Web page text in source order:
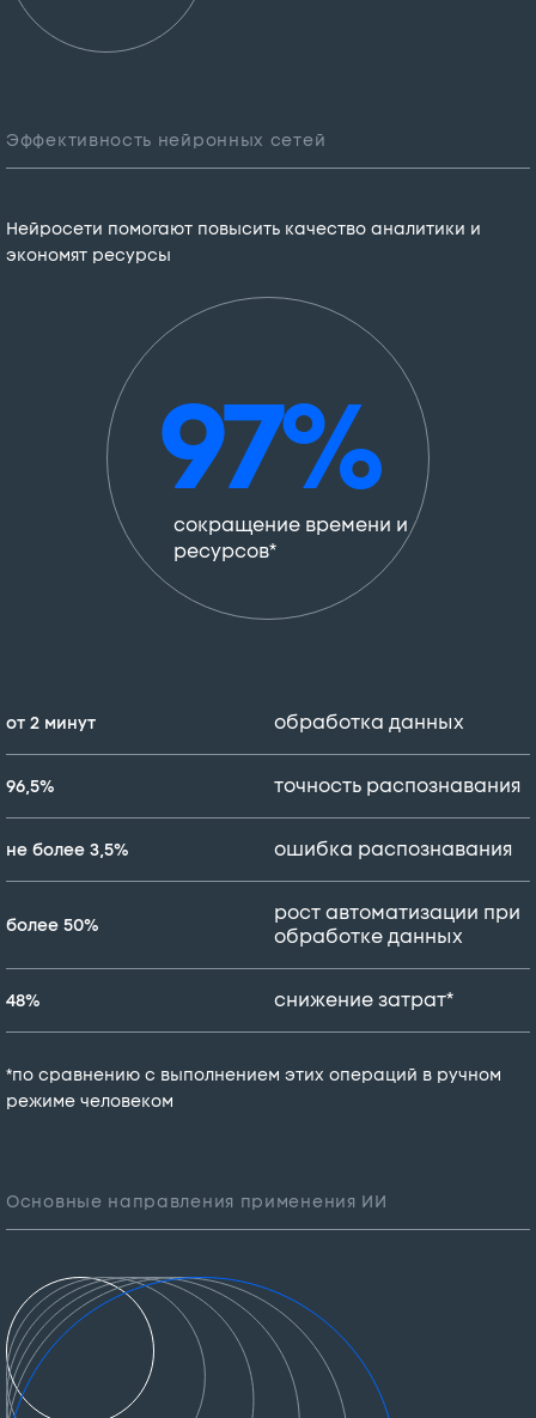
Эффективность нейронных сетей
Нейросети помогают повысить качество аналитики и
экономят ресурсы
97%
сокращение времени и
ресурсов*
от 2 минут обработка данных
96,5% точность распознавания
не более 3,5% ошибка распознавания
более 50%
рост автоматизации при
обработке данных
48% снижение затрат*
*по сравнению с выполнением этих операций в ручном
режиме человеком
Основные направления применения ИИ